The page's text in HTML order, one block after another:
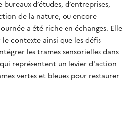
bureaux d’études, d’entreprises,
de la nature, ou encore
a été riche en échanges. Elle
contexte ainsi que les défis
les trames sensorielles dans
représentent un levier d'action
vertes et bleues pour restaurer